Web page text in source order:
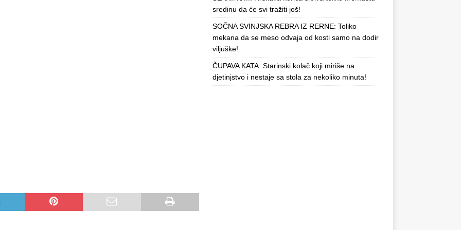
sredinu da će svi tražiti još!
SOČNA SVINJSKA REBRA IZ RERNE: Toliko
mekana da se meso odvaja od kosti samo na dodir
viljuške!
ČUPAVA KATA: Starinski kolač koji miriše na
djetinjstvo i nestaje sa stola za nekoliko minuta!